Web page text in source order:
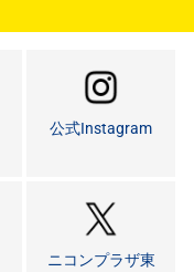
公式Instagram
ニコンプラザ東